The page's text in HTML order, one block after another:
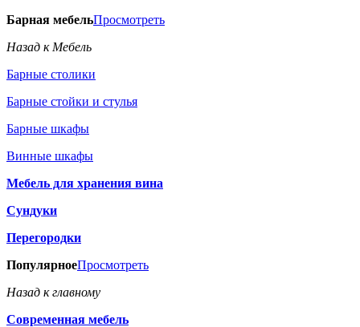
Барная мебельПросмотреть
Назад к Мебель
Барные столики
Барные стойки и стулья
Барные шкафы
Винные шкафы
Мебель для хранения вина
Сундуки
Перегородки
ПопулярноеПросмотреть
Назад к главному
Современная мебель